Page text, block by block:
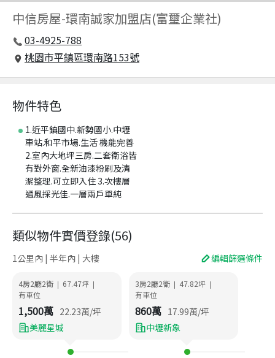
中信房屋-環南誠家加盟店(富璽企業社)
03-4925-788
桃園市平鎮區環南路153號
物件特色
1.近平鎮國中.新勢國小.中壢
車站.和平市場.生活 機能完善
2.室內大地坪三房.二套衛浴皆
有對外窗.全新油漆粉刷及清
潔整理.可立即入住 3.次樓層
通風採光佳.一層兩戶單純
類似物件實價登錄(56)
1公里內 | 半年內 | 大樓 編輯篩選條件
4房2廳2衛 | 67.47坪 |
有車位
1,500萬 22.23萬/坪
美麗星城
3房2廳2衛 | 47.82坪 |
有車位
860萬 17.99萬/坪
中壢新象